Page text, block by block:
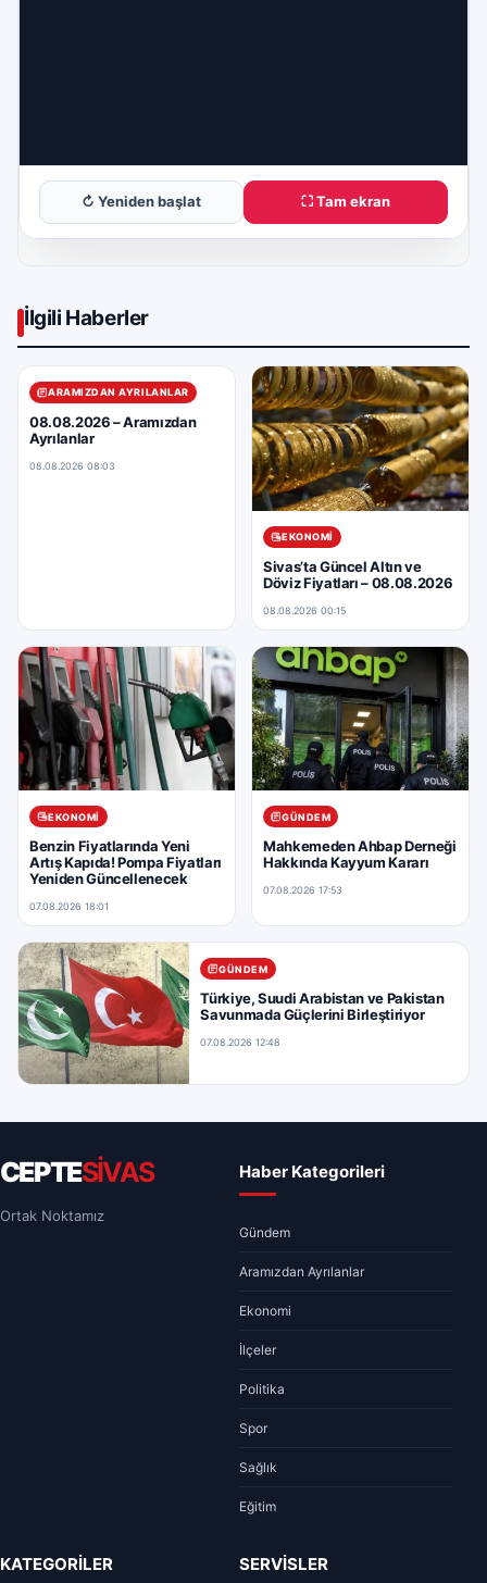
↻ Yeniden başlat ⛶ Tam ekran
İlgili Haberler
ARAMIZDAN AYRILANLAR
08.08.2026 – Aramızdan
Ayrılanlar
08.08.2026 08:03
EKONOMI
Sivas’ta Güncel Altın ve
Döviz Fiyatları – 08.08.2026
08.08.2026 00:15
EKONOMI
Benzin Fiyatlarında Yeni
Artış Kapıda! Pompa Fiyatları
Yeniden Güncellenecek
07.08.2026 18:01
GÜNDEM
Mahkemeden Ahbap Derneği
Hakkında Kayyum Kararı
07.08.2026 17:53
GÜNDEM
Türkiye, Suudi Arabistan ve Pakistan
Savunmada Güçlerini Birleştiriyor
07.08.2026 12:48
CEPTESİVAS
Ortak Noktamız
Haber Kategorileri
Gündem
Aramızdan Ayrılanlar
Ekonomi
İlçeler
Politika
Spor
Sağlık
Eğitim
KATEGORİLER SERVİSLER